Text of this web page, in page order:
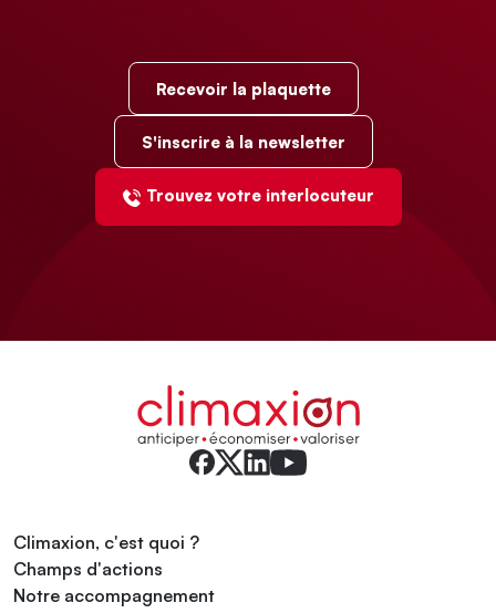
Recevoir la plaquette
S'inscrire à la newsletter
Trouvez votre interlocuteur
Climaxion, c'est quoi ?
Champs d'actions
Notre accompagnement